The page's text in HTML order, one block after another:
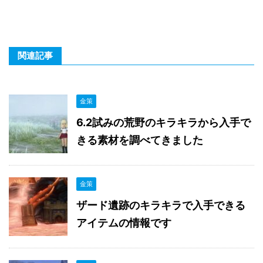
関連記事
金策
6.2試みの荒野のキラキラから入手で
きる素材を調べてきました
金策
ザード遺跡のキラキラで入手できる
アイテムの情報です